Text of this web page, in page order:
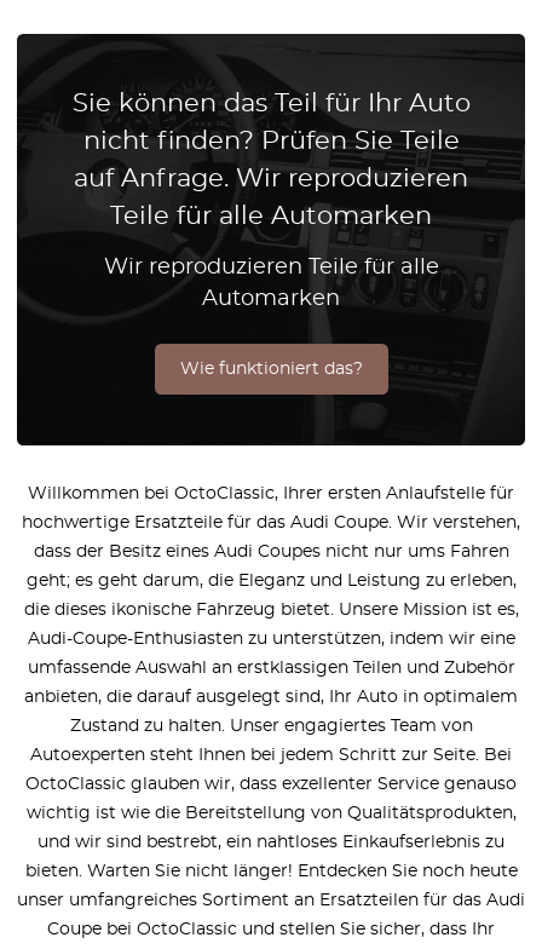
Sie können das Teil für Ihr Auto
nicht finden? Prüfen Sie Teile
auf Anfrage. Wir reproduzieren
Teile für alle Automarken
Wir reproduzieren Teile für alle
Automarken
Wie funktioniert das?
Willkommen bei OctoClassic, Ihrer ersten Anlaufstelle für
hochwertige Ersatzteile für das Audi Coupe. Wir verstehen,
dass der Besitz eines Audi Coupes nicht nur ums Fahren
geht; es geht darum, die Eleganz und Leistung zu erleben,
die dieses ikonische Fahrzeug bietet. Unsere Mission ist es,
Audi-Coupe-Enthusiasten zu unterstützen, indem wir eine
umfassende Auswahl an erstklassigen Teilen und Zubehör
anbieten, die darauf ausgelegt sind, Ihr Auto in optimalem
Zustand zu halten. Unser engagiertes Team von
Autoexperten steht Ihnen bei jedem Schritt zur Seite. Bei
OctoClassic glauben wir, dass exzellenter Service genauso
wichtig ist wie die Bereitstellung von Qualitätsprodukten,
und wir sind bestrebt, ein nahtloses Einkaufserlebnis zu
bieten. Warten Sie nicht länger! Entdecken Sie noch heute
unser umfangreiches Sortiment an Ersatzteilen für das Audi
Coupe bei OctoClassic und stellen Sie sicher, dass Ihr